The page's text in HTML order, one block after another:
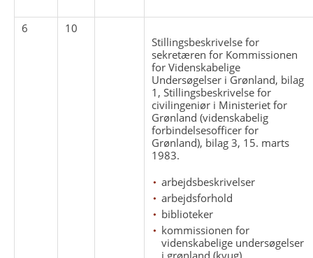
6
10
Stillingsbeskrivelse for
sekretæren for Kommissionen
for Videnskabelige
Undersøgelser i Grønland, bilag
1, Stillingsbeskrivelse for
civilingeniør i Ministeriet for
Grønland (videnskabelig
forbindelsesofficer for
Grønland), bilag 3, 15. marts
1983.
arbejdsbeskrivelser
arbejdsforhold
biblioteker
kommissionen for
videnskabelige undersøgelser
i grønland (kvug)